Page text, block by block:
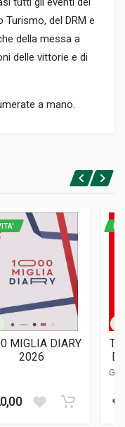
Turismo, del DRM e
della messa a
delle vittorie e di
a mano.
MIGLIA DIARY
2026
€